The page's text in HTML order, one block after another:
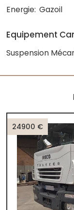
Energie: Gazoil
Equipement
Suspension
24900 €